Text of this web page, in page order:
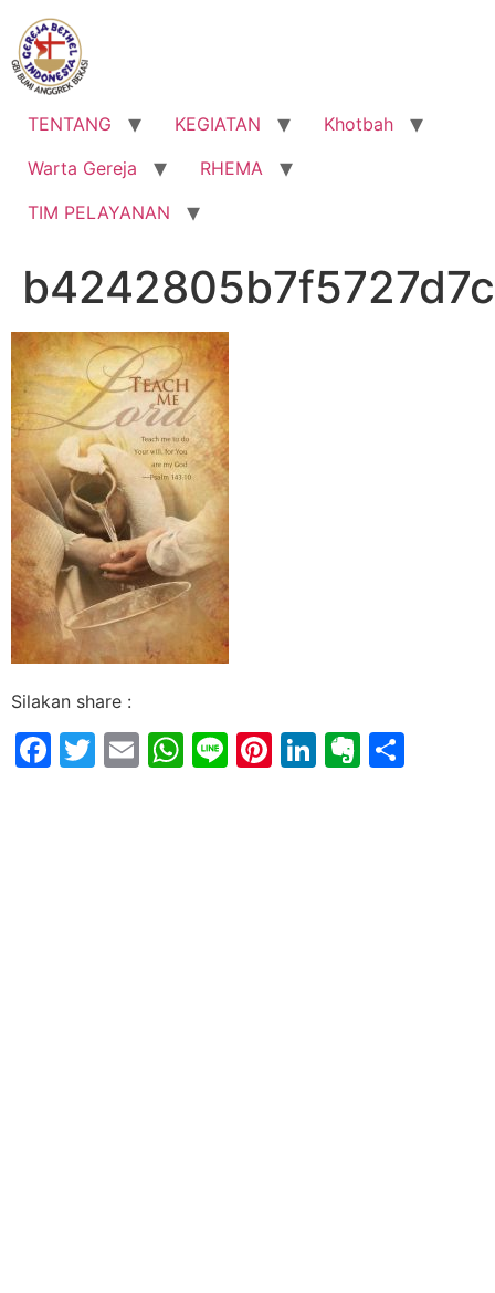
Lewati
konten
TENTANG KEGIATAN
Khotbah
Warta Gereja
RHEMA
TIM PELAYANAN
Silakan share :
Facebook
Twitter
EmailWhatsApp
LinePinterest
LinkedIn